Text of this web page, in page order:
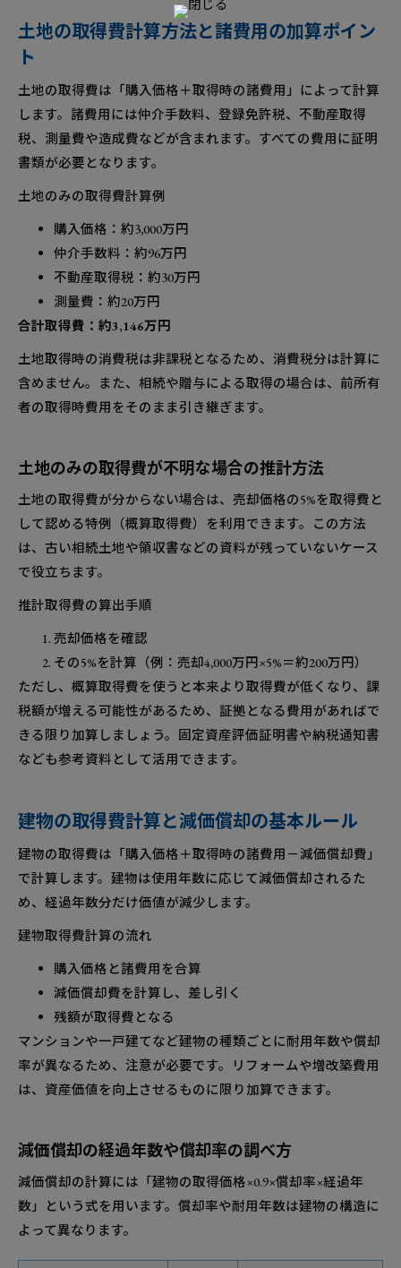
土地の取得費計算方法と諸費用の加算ポイン
ト
土地の取得費は「購入価格＋取得時の諸費用」によって計算
します。諸費用には仲介手数料、登録免許税、不動産取得
税、測量費や造成費などが含まれます。すべての費用に証明
書類が必要となります。
土地のみの取得費計算例
購入価格：約3,000万円
仲介手数料：約96万円
不動産取得税：約30万円
測量費：約20万円
合計取得費：約3,146万円
土地取得時の消費税は非課税となるため、消費税分は計算に
含めません。また、相続や贈与による取得の場合は、前所有
者の取得時費用をそのまま引き継ぎます。
土地のみの取得費が不明な場合の推計方法
土地の取得費が分からない場合は、売却価格の5%を取得費と
して認める特例（概算取得費）を利用できます。この方法
は、古い相続土地や領収書などの資料が残っていないケース
で役立ちます。
推計取得費の算出手順
売却価格を確認
その5%を計算（例：売却4,000万円×5%＝約200万円）
ただし、概算取得費を使うと本来より取得費が低くなり、課
税額が増える可能性があるため、証拠となる費用があればで
きる限り加算しましょう。固定資産評価証明書や納税通知書
なども参考資料として活用できます。
建物の取得費計算と減価償却の基本ルール
建物の取得費は「購入価格＋取得時の諸費用－減価償却費」
で計算します。建物は使用年数に応じて減価償却されるた
め、経過年数分だけ価値が減少します。
建物取得費計算の流れ
購入価格と諸費用を合算
減価償却費を計算し、差し引く
残額が取得費となる
マンションや一戸建てなど建物の種類ごとに耐用年数や償却
率が異なるため、注意が必要です。リフォームや増改築費用
は、資産価値を向上させるものに限り加算できます。
減価償却の経過年数や償却率の調べ方
減価償却の計算には「建物の取得価格×0.9×償却率×経過年
数」という式を用います。償却率や耐用年数は建物の構造に
よって異なります。